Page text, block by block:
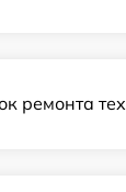
ремонта